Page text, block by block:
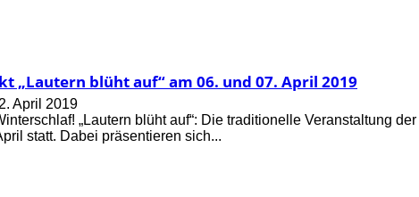
„Lautern blüht auf“ am 06. und 07. April 2019
2. April 2019
„Lautern blüht auf“: Die traditionelle Veranstaltung
statt. Dabei präsentieren sich...